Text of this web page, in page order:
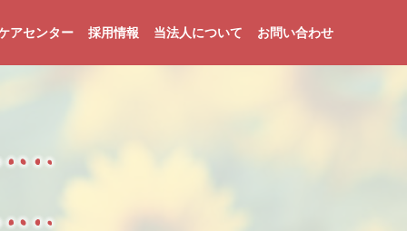
アセンター 採用情報 当法人について お問い合わせ